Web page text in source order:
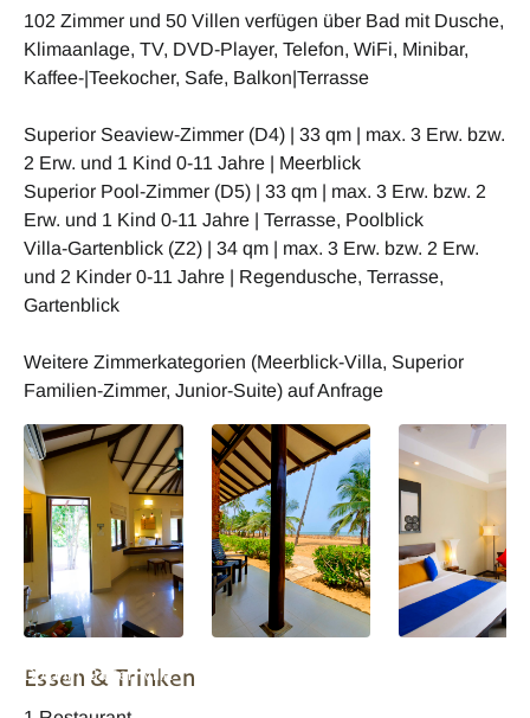
102 Zimmer und 50 Villen verfügen über Bad mit Dusche,
Klimaanlage, TV, DVD-Player, Telefon, WiFi, Minibar,
Kaffee-|Teekocher, Safe, Balkon|Terrasse
Superior Seaview-Zimmer (D4) | 33 qm | max. 3 Erw. bzw.
2 Erw. und 1 Kind 0-11 Jahre | Meerblick
Superior Pool-Zimmer (D5) | 33 qm | max. 3 Erw. bzw. 2
Erw. und 1 Kind 0-11 Jahre | Terrasse, Poolblick
Villa-Gartenblick (Z2) | 34 qm | max. 3 Erw. bzw. 2 Erw.
und 2 Kinder 0-11 Jahre | Regendusche, Terrasse,
Gartenblick
Weitere Zimmerkategorien (Meerblick-Villa, Superior
Familien-Zimmer, Junior-Suite) auf Anfrage
Dolphin Garten Villa
Essen & Trinken